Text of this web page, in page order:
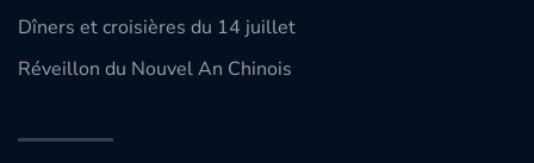
Dîners et croisières du 14 juillet
Réveillon du Nouvel An Chinois